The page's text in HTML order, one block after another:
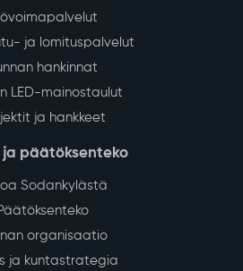
ja lomituspalvelut
hankinnat
LED-mainostaulut
ja hankkeet
ja päätöksenteko
Sodankylästä
organisaatio
ja kuntastrategia